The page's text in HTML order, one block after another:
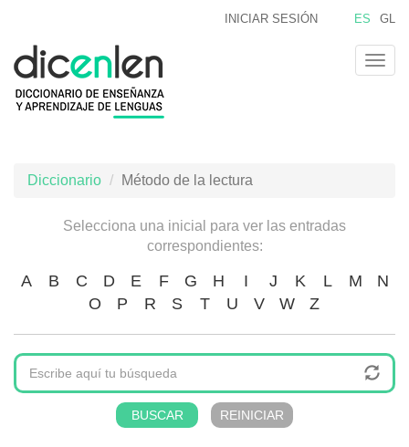
contenido
principal
ES GL
INICIAR SESIÓN
Diccionario Método de la lectura
Selecciona una inicial para ver las entradas
correspondientes:
A B C D E F G H I J K L M
N
O
P R S T U V W Z